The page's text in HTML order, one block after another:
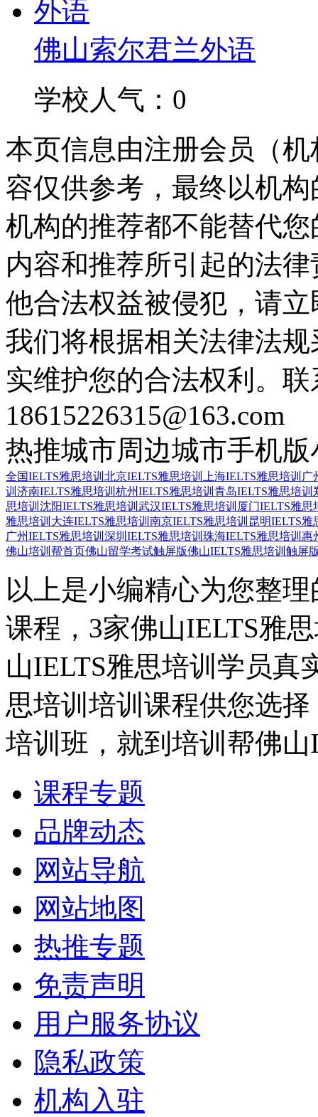
佛山索尔君兰外语
学校人气：0
本页信息由注册会员（
容仅供参考，最终以机
机构的推荐都不能替代
内容和推荐所引起的法
他合法权益被侵犯，请
我们将根据相关法律法
实维护您的合法权利。
18615226315@163.com
热推城市周边城市手机版
全国IELTS雅思培训 北京IELTS雅思培训 上海IELTS雅思培训 广
训 济南IELTS雅思培训 杭州IELTS雅思培训 青岛IELTS雅思培训
思培训 沈阳IELTS雅思培训 武汉IELTS雅思培训 厦门IELTS雅思
雅思培训 大连IELTS雅思培训 南京IELTS雅思培训 昆明IELTS雅
广州IELTS雅思培训 深圳IELTS雅思培训 珠海IELTS雅思培训 惠
佛山培训帮首页佛山留学考试触屏版佛山IELTS雅思培训触屏
以上是小编精心为您整
课程，3家佛山IELTS雅
山IELTS雅思培训学员真
思培训培训课程供您选
培训班，就到培训帮佛
课程专题
品牌动态
网站导航
网站地图
热推专题
免责声明
用户服务协议
隐私政策
机构入驻